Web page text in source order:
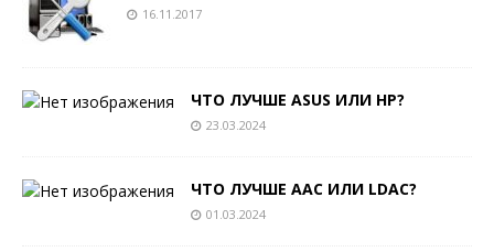
16.11.2017
ЧТО ЛУЧШЕ ASUS ИЛИ HP?
23.03.2024
ЧТО ЛУЧШЕ AAC ИЛИ LDAC?
01.03.2024